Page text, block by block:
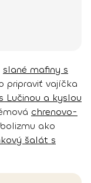
slané mafiny s
pripraviť vajíčka
Lučinou a kyslou
chrenovo-
ako
šalát s